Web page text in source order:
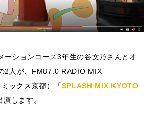
ーションコース3年生の谷文乃さんとオ
2人が、FM87.0 RADIO MIX
ックス京都）「SPLASH MIX KYOTO
演します。